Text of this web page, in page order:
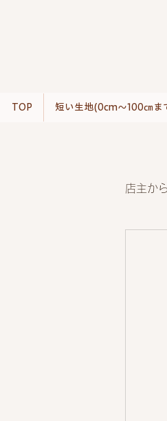
TOP 短い生地(0cm〜100㎝ま
店主か